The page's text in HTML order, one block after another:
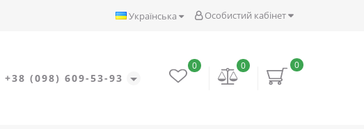
Особистий кабінет
Українська
+38 (098) 609-53-93
0
0
0